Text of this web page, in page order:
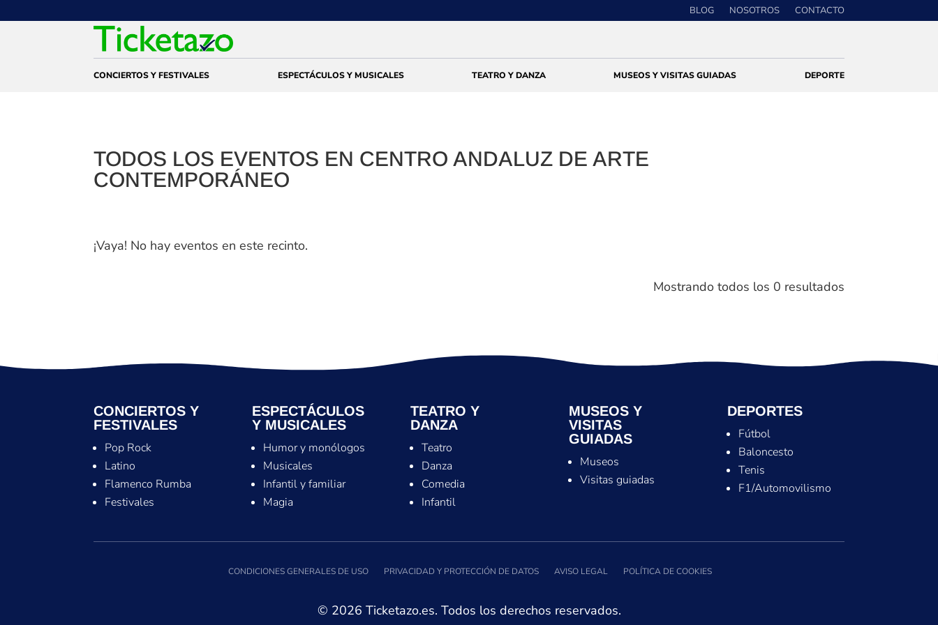
BLOG NOSOTROS CONTACTO
CONCIERTOS Y FESTIVALES ESPECTÁCULOS Y MUSICALES TEATRO Y DANZA MUSEOS Y VISITAS GUIADAS DEPORTE
TODOS LOS EVENTOS EN CENTRO ANDALUZ DE ARTE
CONTEMPORÁNEO
¡Vaya! No hay eventos en este recinto.
Mostrando todos los 0 resultados
CONCIERTOS Y
FESTIVALES
Pop Rock
Latino
Flamenco Rumba
Festivales
ESPECTÁCULOS
Y MUSICALES
Humor y monólogos
Musicales
Infantil y familiar
Magia
TEATRO Y
DANZA
Teatro
Danza
Comedia
Infantil
MUSEOS Y
VISITAS
GUIADAS
Museos
Visitas guiadas
DEPORTES
Fútbol
Baloncesto
Tenis
F1/Automovilismo
CONDICIONES GENERALES DE USO PRIVACIDAD Y PROTECCIÓN DE DATOS AVISO LEGAL POLÍTICA DE COOKIES
© 2026 Ticketazo.es. Todos los derechos reservados.